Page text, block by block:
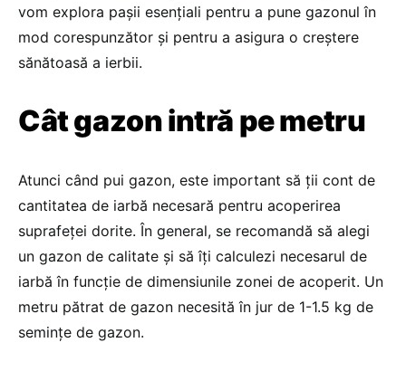
vom explora pașii esențiali pentru a pune gazonul în
mod corespunzător și pentru a asigura o creștere
sănătoasă a ierbii.
Cât gazon intră pe metru
Atunci când pui gazon, este important să ții cont de
cantitatea de iarbă necesară pentru acoperirea
suprafeței dorite. În general, se recomandă să alegi
un gazon de calitate și să îți calculezi necesarul de
iarbă în funcție de dimensiunile zonei de acoperit. Un
metru pătrat de gazon necesită în jur de 1-1.5 kg de
semințe de gazon.